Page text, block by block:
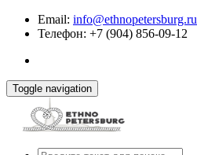
Email: info@ethnopetersburg.ru
Телефон: +7 (904) 856-09-12
Toggle navigation